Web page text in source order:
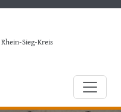
Sieg-Kreis